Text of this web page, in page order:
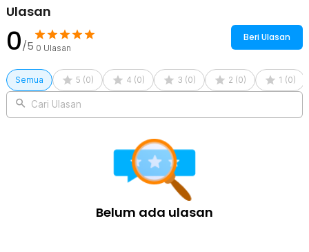
1 x Gelas Takar
Ulasan
0/5 0 Ulasan
Beri Ulasan
Semua 5 (0) 4 (0) 3 (0) 2 (0) 1 (0)
Cari Ulasan
Belum ada ulasan